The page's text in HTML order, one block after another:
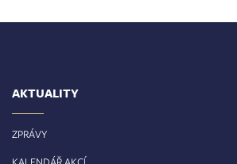
AKTUALITY
ZPRÁVY